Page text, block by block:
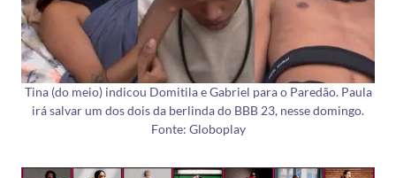
Tina (do meio) indicou Domitila e Gabriel para o Paredão. Paula
irá salvar um dos dois da berlinda do BBB 23, nesse domingo.
Fonte: Globoplay